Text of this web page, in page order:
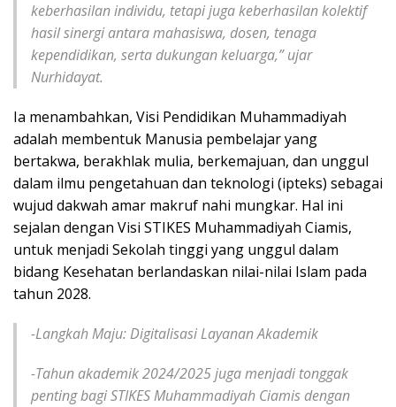
keberhasilan individu, tetapi juga keberhasilan kolektif
hasil sinergi antara mahasiswa, dosen, tenaga
kependidikan, serta dukungan keluarga,” ujar
Nurhidayat.
Ia menambahkan, Visi Pendidikan Muhammadiyah
adalah membentuk Manusia pembelajar yang
bertakwa, berakhlak mulia, berkemajuan, dan unggul
dalam ilmu pengetahuan dan teknologi (ipteks) sebagai
wujud dakwah amar makruf nahi mungkar. Hal ini
sejalan dengan Visi STIKES Muhammadiyah Ciamis,
untuk menjadi Sekolah tinggi yang unggul dalam
bidang Kesehatan berlandaskan nilai-nilai Islam pada
tahun 2028.
-Langkah Maju: Digitalisasi Layanan Akademik
-Tahun akademik 2024/2025 juga menjadi tonggak
penting bagi STIKES Muhammadiyah Ciamis dengan